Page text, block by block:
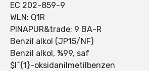
EC 202-859-9
WLN: Q1R
PINAPUR&trade; 9 BA-R
Benzil alkol (JP15/NF)
Benzil alkol, %99, saf
$l^{1}-oksidanilmetilbenzen